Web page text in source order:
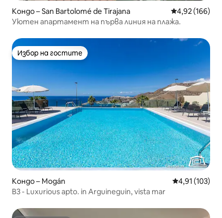
Кондо – San Bartolomé de Tirajana Средна
4,92 (166)
Уютен апартамент на първа линия на плажа.
Избор на гостите
Избор на гостите
Кондо – Mogán Средна
4,91 (103)
B3 - Luxurious apto. in Arguineguin, vista mar